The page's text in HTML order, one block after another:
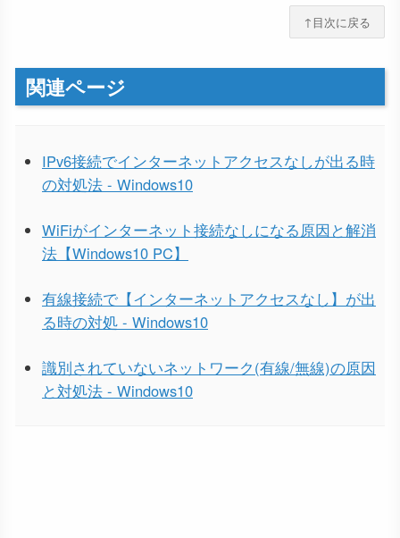
↑目次に戻る
関連ページ
IPv6接続でインターネットアクセスなしが出る時
の対処法 - Windows10
WiFiがインターネット接続なしになる原因と解消
法【Windows10 PC】
有線接続で【インターネットアクセスなし】が出
る時の対処 - Windows10
識別されていないネットワーク(有線/無線)の原因
と対処法 - Windows10